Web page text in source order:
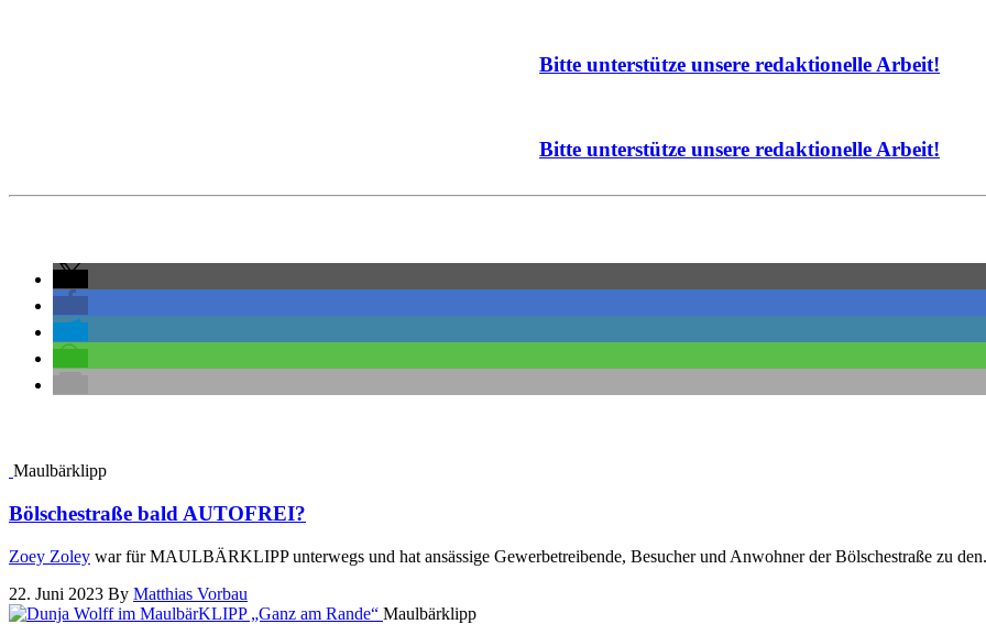
Bitte unterstütze unsere redaktionelle Arbeit!
Bitte unterstütze unsere redaktionelle Arbeit!
Maulbärklipp
Bölschestraße bald AUTOFREI?
Zoey Zoley war für MAULBÄRKLIPP unterwegs und hat ansässige Gewerbetreibende, Besucher und Anwohner der Bölschestraße zu
22. Juni 2023 By Matthias Vorbau
Maulbärklipp